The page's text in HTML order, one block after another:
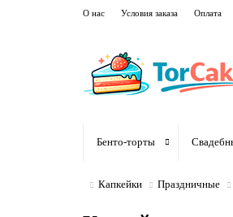
О нас Условия заказа Оплата
Бенто-торты
Капкейки Праздничные